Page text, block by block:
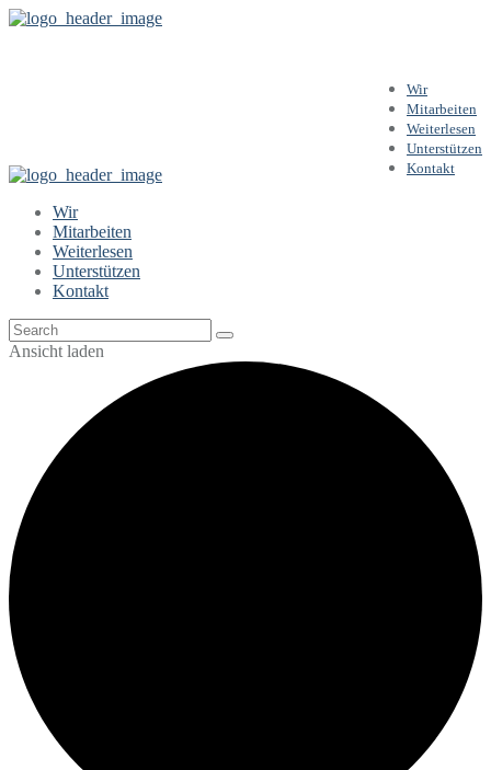
Wir
Mitarbeiten
Weiterlesen
Unterstützen
Kontakt
Wir
Mitarbeiten
Weiterlesen
Unterstützen
Kontakt
Ansicht laden